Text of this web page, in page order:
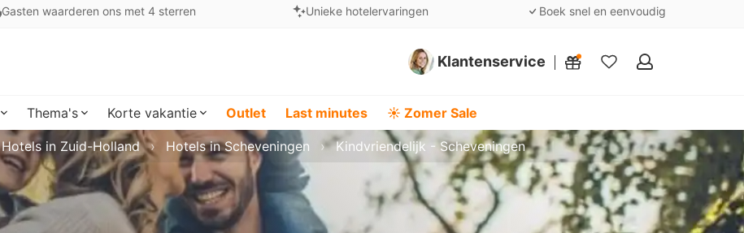
Gasten waarderen ons met 4 sterren Unieke hotelervaringen Boek snel en eenvoudig
Klantenservice
Mijn
Thema's Korte vakantie Outlet Last minutes ☀️ Zomer Sale
Hotels in Zuid-Holland Hotels in Scheveningen Kindvriendelijk - Scheveningen